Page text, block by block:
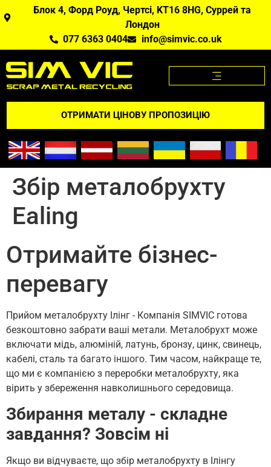
Блок 4, Форд Роуд, Чертсі, KT16 8HG, Суррей та
Лондон
077 6363 0404
info@simvic.co.uk
ОТРИМАТИ ЦІНОВУ ПРОПОЗИЦІЮ
Збір металобрухту
Ealing
Отримайте бізнес-
перевагу
Прийом металобрухту Ілінг - Компанія SIMVIC готова
безкоштовно забрати ваші метали. Металобрухт може
включати мідь, алюміній, латунь, бронзу, цинк, свинець,
кабелі, сталь та багато іншого. Тим часом, найкраще те,
що ми є компанією з переробки металобрухту, яка
вірить у збереження навколишнього середовища.
Збирання металу - складне
завдання? Зовсім ні
Якщо ви відчуваєте, що збір металобрухту в Ілінгу